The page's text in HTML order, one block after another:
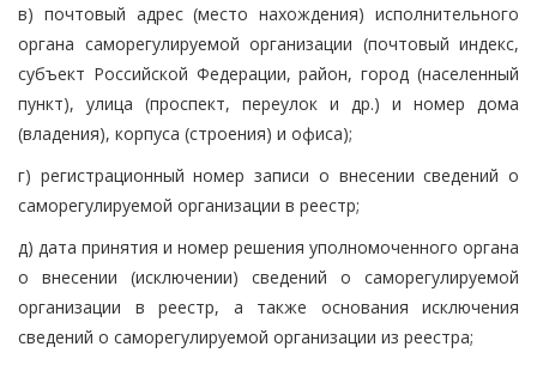
в) почтовый адрес (место нахождения) исполнительного
органа саморегулируемой организации (почтовый индекс,
субъект Российской Федерации, район, город (населенный
пункт), улица (проспект, переулок и др.) и номер дома
(владения), корпуса (строения) и офиса);
г) регистрационный номер записи о внесении сведений о
саморегулируемой организации в реестр;
д) дата принятия и номер решения уполномоченного органа
о внесении (исключении) сведений о саморегулируемой
организации в реестр, а также основания исключения
сведений о саморегулируемой организации из реестра;